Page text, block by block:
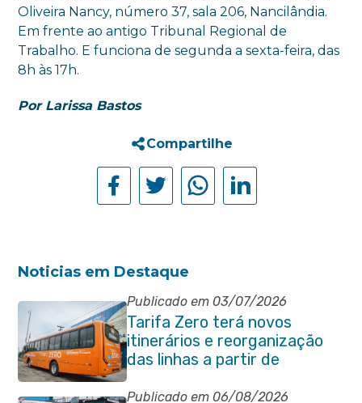
Oliveira Nancy, número 37, sala 206, Nancilândia.
Em frente ao antigo Tribunal Regional de
Trabalho. E funciona de segunda a sexta-feira, das
8h às 17h.
Por Larissa Bastos
Compartilhe
Noticias em Destaque
Publicado em 03/07/2026
Tarifa Zero terá novos
itinerários e reorganização
das linhas a partir de
segunda-feira (06/07)
Publicado em 06/08/2026